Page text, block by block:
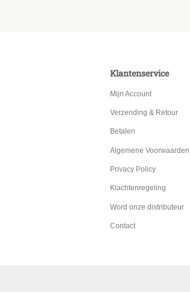
Klantenservice
Mijn Account
Verzending & Retour
Betalen
Algemene Voorwaarden
Privacy Policy
Klachtenregeling
Word onze distributeur
Contact